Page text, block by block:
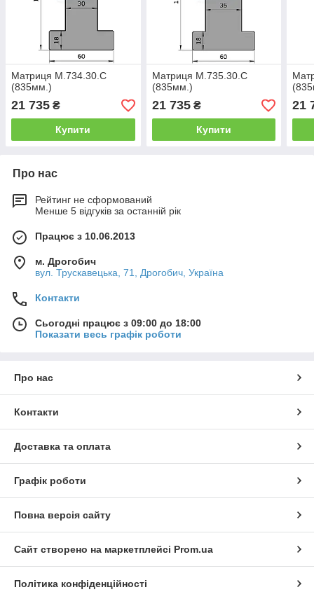
Матриця M.734.30.C
(835мм.)
21 735 ₴
Купити
Матриця M.735.30.C
(835мм.)
21 735₴
Купити
21
Про нас
Рейтинг не сформований
Менше 5 відгуків за останній рік
Працює з 10.06.2013
м. Дрогобич
вул. Трускавецька, 71, Дрогобич, Україна
Контакти
Сьогодні працює з 09:00 до 18:00
Показати весь графік роботи
Про нас
Контакти
Доставка та оплата
Графік роботи
Повна версія сайту
Сайт створено на маркетплейсі Prom.ua
Політика конфіденційності